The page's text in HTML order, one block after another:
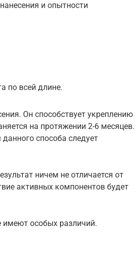
и опытности
по всей длине.
Он способствует укреплению
на протяжении 2-6 месяцев.
способа следует
ничем не отличается от
активных компонентов будет
имеют особых различий.